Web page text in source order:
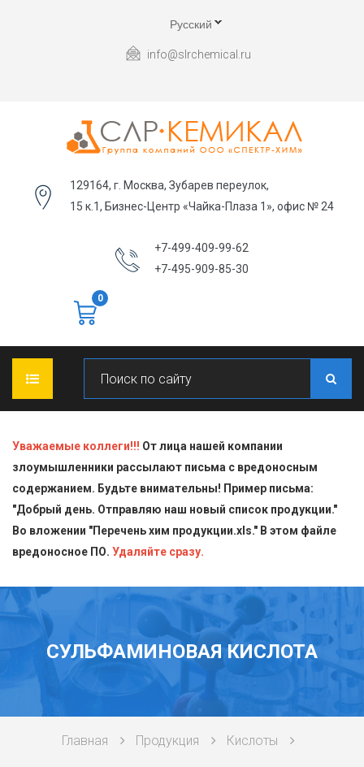
Русский
info@slrchemical.ru
129164, г. Москва, Зубарев переулок,
15 к.1, Бизнес-Центр «Чайка-Плаза 1», офис № 24
+7-499-409-99-62
+7-495-909-85-30
0
О КОМПАНИИ
ПРОДУКЦИЯ
Блескообразующие добавки
Индикаторы
Кислоты
Пищевая химия для производств
Стандарт-титры
СТАТЬИ
ДОСТАВКА
СЕРТИФИКАТЫ
КОНТАКТЫ
Уважаемые коллеги!!! От лица нашей компании
злоумышленники рассылают письма с вредоносным
содержанием. Будьте внимательны! Пример письма:
"Добрый день. Отправляю наш новый список продукции."
Во вложении "Перечень хим продукции.xls." В этом файле
вредоносное ПО. Удаляйте сразу.
СУЛЬФАМИНОВАЯ КИСЛОТА
Главная Продукция Кислоты